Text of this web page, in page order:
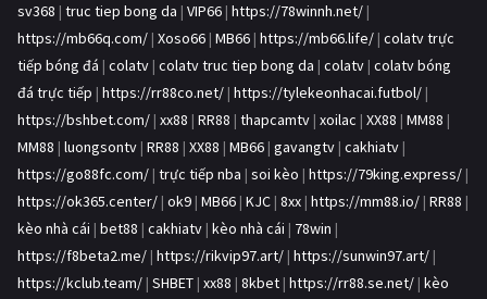
sv368 | truc tiep bong da | VIP66 | https://78winnh.net/ |
https://mb66q.com/ | Xoso66 | MB66 | https://mb66.life/ | colatv trực
tiếp bóng đá | colatv | colatv truc tiep bong da | colatv | colatv bóng
đá trực tiếp | https://rr88co.net/ | https://tylekeonhacai.futbol/ |
https://bshbet.com/ | xx88 | RR88 | thapcamtv | xoilac | XX88 | MM88 |
MM88 | luongsontv | RR88 | XX88 | MB66 | gavangtv | cakhiatv |
https://go88fc.com/ | trực tiếp nba | soi kèo | https://79king.express/ |
https://ok365.center/ | ok9 | MB66 | KJC | 8xx | https://mm88.io/ | RR88 |
kèo nhà cái | bet88 | cakhiatv | kèo nhà cái | 78win |
https://f8beta2.me/ | https://rikvip97.art/ | https://sunwin97.art/ |
https://kclub.team/ | SHBET | xx88 | 8kbet | https://rr88.se.net/ | kèo